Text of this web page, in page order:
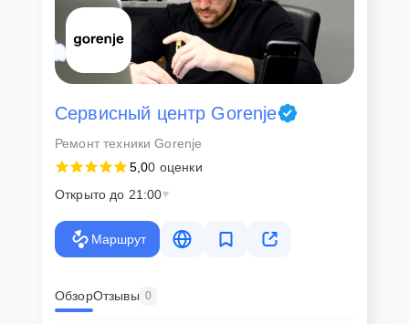
Сервисный центр Gorenje
Ремонт техники Gorenje
5,00 оценки
Открыто до 21:00
Маршрут
ОбзорОтзывы 0